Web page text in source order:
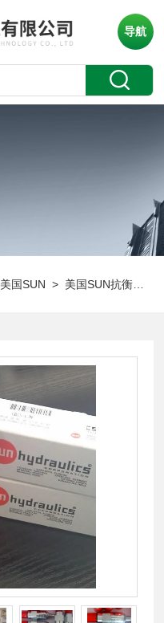
导航
美国SUN > 美国SUN抗衡阀